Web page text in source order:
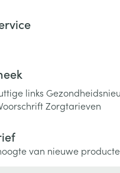
links
Zorgtarieven
van nieuwe